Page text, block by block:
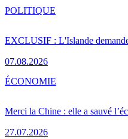
EXCLUSIF : L'Islande
07.08.2026
POLITIQUE
Merci la Chine : elle a sauvé
27.07.2026
ÉCONOMIE